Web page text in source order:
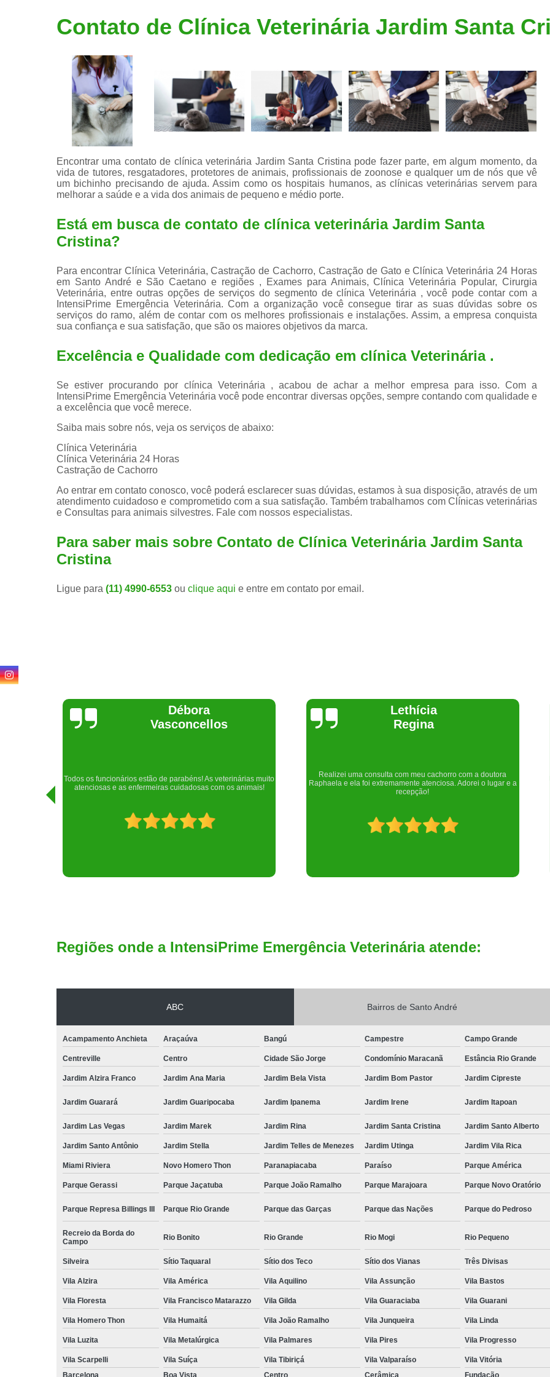
tártaro
Clínica Veterinária Santo André
Consulta de
Consulta Médica
Consulta Médica Veterinária para
Consulta para
Consulta para Animais Silvestres São
Consulta para Silvestres
Exame de Endoscopia Veterinária
Exame de Ultrassom para
Exame para Animais Santo André
Exame para Cachorro
Internação para Cães e
Internação Semi Intensiva Veterinária
Limpeza Tártaro Santo André
Limpeza
Contato de Clínica Veterinária Jardim Santa
Encontrar uma contato de clínica veterinária Jardim Santa Cristina pode fazer parte, em algum momento, da
vida de tutores, resgatadores, protetores de animais, profissionais de zoonose e qualquer um de nós que vê
um bichinho precisando de ajuda. Assim como os hospitais humanos, as clínicas veterinárias servem para
melhorar a saúde e a vida dos animais de pequeno e médio porte.
Está em busca de contato de clínica veterinária Jardim Santa
Cristina?
Para encontrar Clínica Veterinária, Castração de Cachorro, Castração de Gato e Clínica Veterinária 24 Horas
em Santo André e São Caetano e regiões , Exames para Animais, Clínica Veterinária Popular, Cirurgia
Veterinária, entre outras opções de serviços do segmento de clínica Veterinária , você pode contar com a
IntensiPrime Emergência Veterinária. Com a organização você consegue tirar as suas dúvidas sobre os
serviços do ramo, além de contar com os melhores profissionais e instalações. Assim, a empresa conquista
sua confiança e sua satisfação, que são os maiores objetivos da marca.
Excelência e Qualidade com dedicação em clínica Veterinária .
Se estiver procurando por clínica Veterinária , acabou de achar a melhor empresa para isso. Com a
IntensiPrime Emergência Veterinária você pode encontrar diversas opções, sempre contando com qualidade e
a excelência que você merece.
Saiba mais sobre nós, veja os serviços de abaixo:
Clínica Veterinária
Clínica Veterinária 24 Horas
Castração de Cachorro
Ao entrar em contato conosco, você poderá esclarecer suas dúvidas, estamos à sua disposição, através de um
atendimento cuidadoso e comprometido com a sua satisfação. Também trabalhamos com Clínicas veterinárias
e Consultas para animais silvestres. Fale com nossos especialistas.
Para saber mais sobre Contato de Clínica Veterinária Jardim Santa
Cristina
Ligue para (11) 4990-6553 ou clique aqui e entre em contato por email.
Lethícia
Regina
Realizei uma consulta com meu cachorro com a doutora
Raphaela e ela foi extremamente atenciosa. Adorei o lugar e a
recepção!
Joelma Lilian
Um lugar maravilhoso. Sempre serei grata pelo que fizeram por
nós!
Regiões onde a IntensiPrime Emergência Veterinária atende:
ABC Bairros de Santo André
Acampamento Anchieta Araçaúva Bangú Campestre Campo Grande
Centreville Centro Cidade São Jorge Condomínio Maracanã Estância Rio Grande
Jardim Alzira Franco Jardim Ana Maria Jardim Bela Vista Jardim Bom Pastor Jardim Cipreste
Jardim Guarará Jardim Guaripocaba Jardim Ipanema Jardim Irene Jardim Itapoan
Jardim Las Vegas Jardim Marek Jardim Rina Jardim Santa Cristina Jardim Santo Alberto
Jardim Santo Antônio Jardim Stella Jardim Telles de Menezes Jardim Utinga Jardim Vila Rica
Miami Riviera Novo Homero Thon Paranapiacaba Paraíso Parque América
Parque Gerassi Parque Jaçatuba Parque João Ramalho Parque Marajoara Parque Novo Oratório
Parque Represa Billings III Parque Rio Grande Parque das Garças Parque das Nações Parque do Pedroso
Recreio da Borda do
Campo
Rio Bonito Rio Grande Rio Mogi Rio Pequeno
Silveira Sítio Taquaral Sítio dos Teco Sítio dos Vianas Três Divisas
Vila Alzira Vila América Vila Aquilino Vila Assunção Vila Bastos
Vila Floresta Vila Francisco Matarazzo Vila Gilda Vila Guaraciaba Vila Guarani
Vila Homero Thon Vila Humaitá Vila João Ramalho Vila Junqueira Vila Linda
Vila Luzita Vila Metalúrgica Vila Palmares Vila Pires Vila Progresso
Vila Scarpelli Vila Suíça Vila Tibiriçá Vila Valparaíso Vila Vitória
Barcelona
Boa Vista Centro Cerâmica Fundação